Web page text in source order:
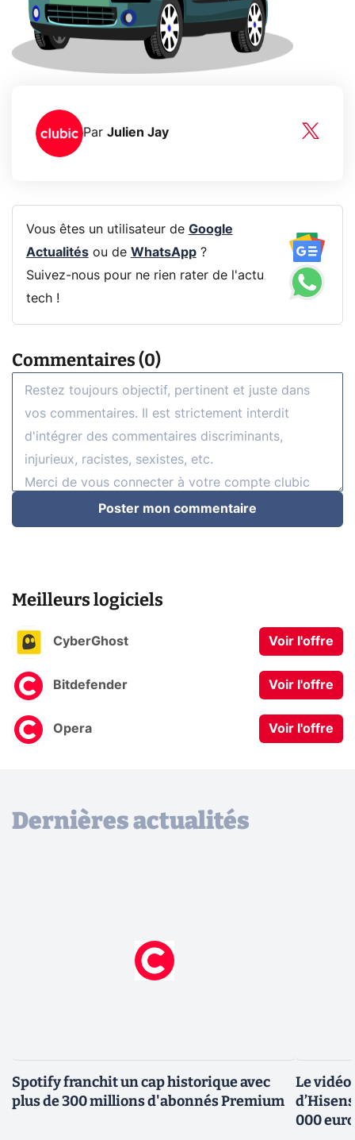
Par Julien Jay
Vous êtes un utilisateur de Google
Actualitésou de WhatsApp?
Suivez-nous pour ne rien rater de l'actu
tech !
Commentaires (0)
Poster mon commentaire
Meilleurs logiciels
CyberGhost Voir l'offre
Bitdefender Voir l'offre
Opera Voir l'offre
Dernières actualités
Spotify franchit un cap historique avec
plus de 300 millions d'abonnés Premium
Le
000